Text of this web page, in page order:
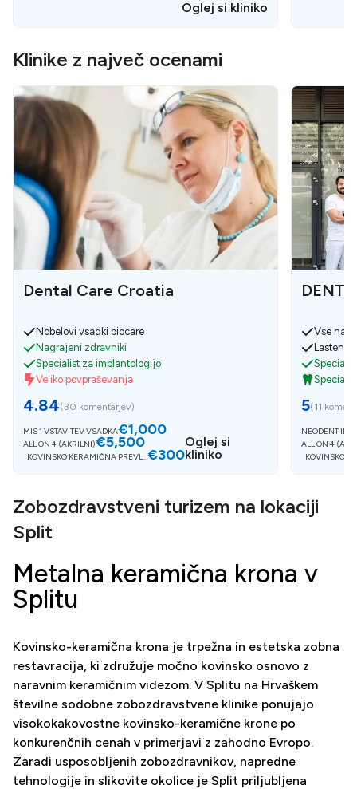
Oglej si kliniko
Klinike z največ ocenami
Dental Care Croatia
Nobelovi vsadki biocare
Nagrajeni zdravniki
Specialist za implantologijo
Veliko povpraševanja
4.84(30 komentarjev)
MIS 1 VSTAVITEV VSADKA€1,000
ALL ON 4 (AKRILNI)€5,500
KOVINSKO KERAMIČNA PREVLE€300
Oglej si
kliniko
Vse na
Lasten
5(11
NEODENT
ALL ON 4
KOVINSKO
Zobozdravstveni turizem na lokaciji
Split
Metalna keramična krona v
Splitu
Kovinsko-keramična krona je trpežna in estetska zobna
restavracija, ki združuje močno kovinsko osnovo z
naravnim keramičnim videzom. V Splitu na Hrvaškem
številne sodobne zobozdravstvene klinike ponujajo
visokokakovostne kovinsko-keramične krone po
konkurenčnih cenah v primerjavi z zahodno Evropo.
Zaradi usposobljenih zobozdravnikov, napredne
tehnologije in slikovite okolice je Split priljubljena